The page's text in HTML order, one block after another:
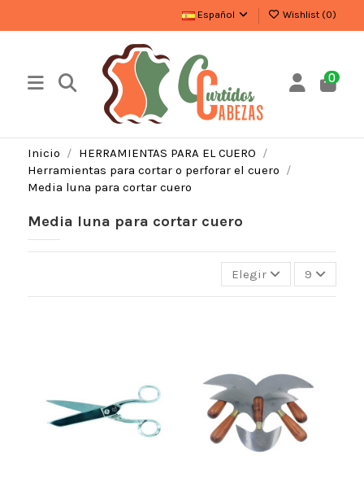
Español Wishlist (0)
0
Inicio
HERRAMIENTAS PARA EL CUERO
Herramientas para cortar o perforar el cuero
Media luna para cortar cuero
Media luna para cortar cuero
Elegir 9